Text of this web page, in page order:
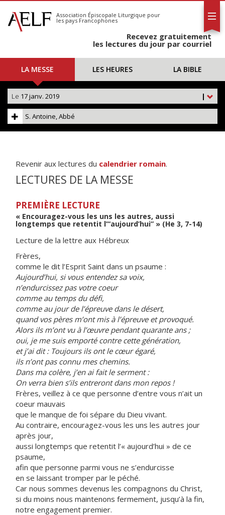
S'abonner
Calendrier
Association Épiscopale Liturgique pour
les pays Francophones
Recevez gratuitement
les lectures du jour par courriel
LA MESSE LES HEURES LA BIBLE
|
Le 17 janv. 2019
S. Antoine, Abbé
Revenir aux lectures du calendrier romain.
LECTURES DE LA MESSE
PREMIÈRE LECTURE
« Encouragez-vous les uns les autres, aussi
longtemps que retentit l’“aujourd’hui” » (He 3, 7-14)
Lecture de la lettre aux Hébreux
Frères,
comme le dit l’Esprit Saint dans un psaume :
Aujourd’hui, si vous entendez sa voix,
n’endurcissez pas votre coeur
comme au temps du défi,
comme au jour de l’épreuve dans le désert,
quand vos pères m’ont mis à l’épreuve et provoqué.
Alors ils m’ont vu à l’œuvre pendant quarante ans ;
oui, je me suis emporté contre cette génération,
et j’ai dit : Toujours ils ont le cœur égaré,
ils n’ont pas connu mes chemins.
Dans ma colère, j’en ai fait le serment :
On verra bien s’ils entreront dans mon repos !
Frères, veillez à ce que personne d’entre vous n’ait un
coeur mauvais
que le manque de foi sépare du Dieu vivant.
Au contraire, encouragez-vous les uns les autres jour
après jour,
aussi longtemps que retentit l’« aujourd’hui » de ce
psaume,
afin que personne parmi vous ne s’endurcisse
en se laissant tromper par le péché.
Car nous sommes devenus les compagnons du Christ,
si du moins nous maintenons fermement, jusqu’à la fin,
notre engagement premier.